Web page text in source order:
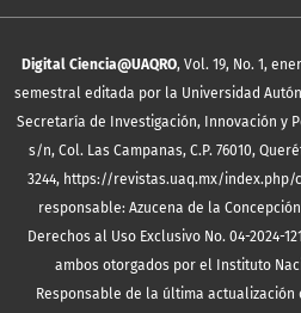
Digital Ciencia@UAQRO, Vol. 19, No. 1,
semestral editada por la Universidad
Secretaría de Investigación, Innovación y
s/n, Col. Las Campanas, C.P. 76010,
3244, https://revistas.uaq.mx/index.php/
responsable: Azucena de la
Derechos al Uso Exclusivo No. 04-2024-
ambos otorgados por el Instituto
Responsable de la última